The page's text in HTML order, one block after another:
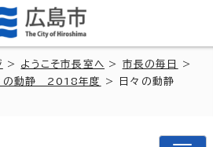
> ようこそ市長室へ > 市長の毎日
>
の動静 2018年度
> 日々の動静